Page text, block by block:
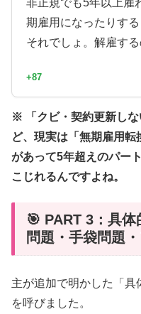
非正規でも5年以上雇
期雇用になったりす
それでしょ。解雇する
+87
※ 「クビ・契約更新し
ど、現実は「無期雇用転
があって5年超えのパー
こじれるんですよね。
🎯 PART 3：具
問題・手袋問題
主が追加で明かした「
を呼びました。